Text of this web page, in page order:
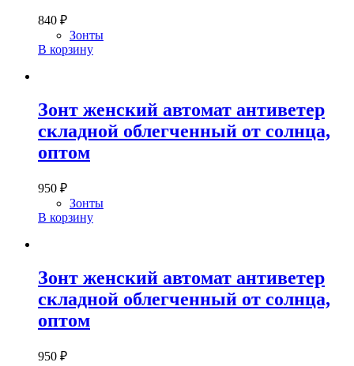
840 ₽
Зонты
В корзину
Зонт женский автомат антиветер
складной облегченный от солнца,
оптом
950 ₽
Зонты
В корзину
Зонт женский автомат антиветер
складной облегченный от солнца,
оптом
950 ₽